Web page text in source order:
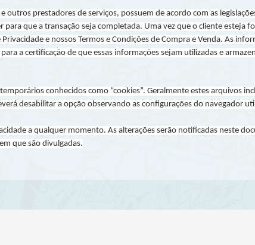
prestadores de serviços, possuem de acordo com as
para que a transação seja completada. Uma vez que o cliente esteja
e nossos Termos e Condições de Compra e Venda. As
a certificação de que essas informações sejam utilizadas e
conhecidos como “cookies”. Geralmente estes arquivos
desabilitar a opção observando as configurações do navegador
a qualquer momento. As alterações serão notificadas neste
que são divulgadas.